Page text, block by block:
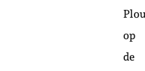
op
de